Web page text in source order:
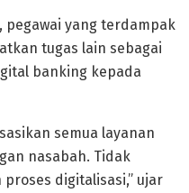
pegawai yang terdampak
tugas lain sebagai
banking kepada
semua layanan
nasabah. Tidak
digitalisasi,” ujar